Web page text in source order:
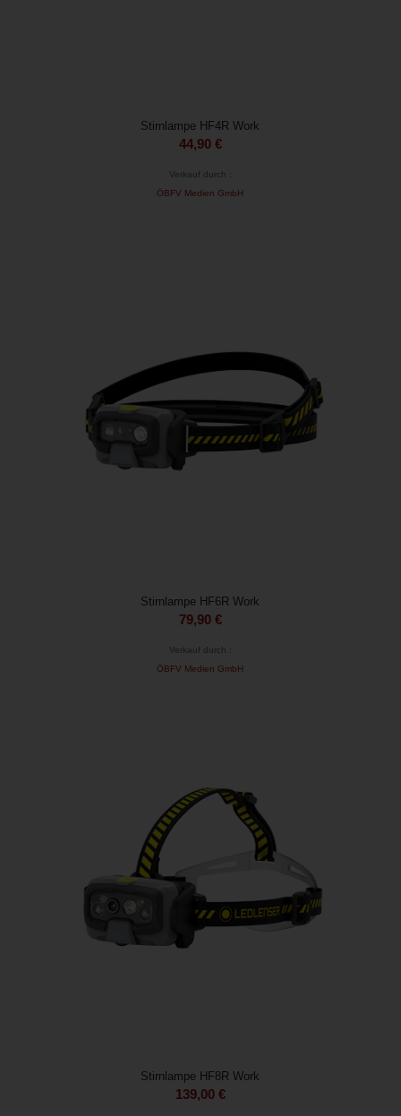
Stirnlampe HF4R Work
44,90 €
Verkauf durch :
ÖBFV Medien GmbH
Stirnlampe HF6R Work
79,90 €
Verkauf durch :
ÖBFV Medien GmbH
Stirnlampe HF8R Work
139,00 €